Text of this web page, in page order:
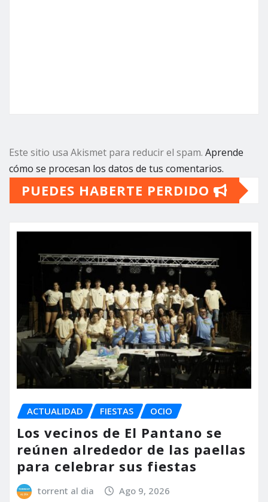
Este sitio usa Akismet para reducir el spam. Aprende
cómo se procesan los datos de tus comentarios.
PUEDES HABERTE PERDIDO
ACTUALIDAD FIESTAS OCIO
Los vecinos de El Pantano se
reúnen alrededor de las paellas
para celebrar sus fiestas
torrent al dia Ago 9, 2026